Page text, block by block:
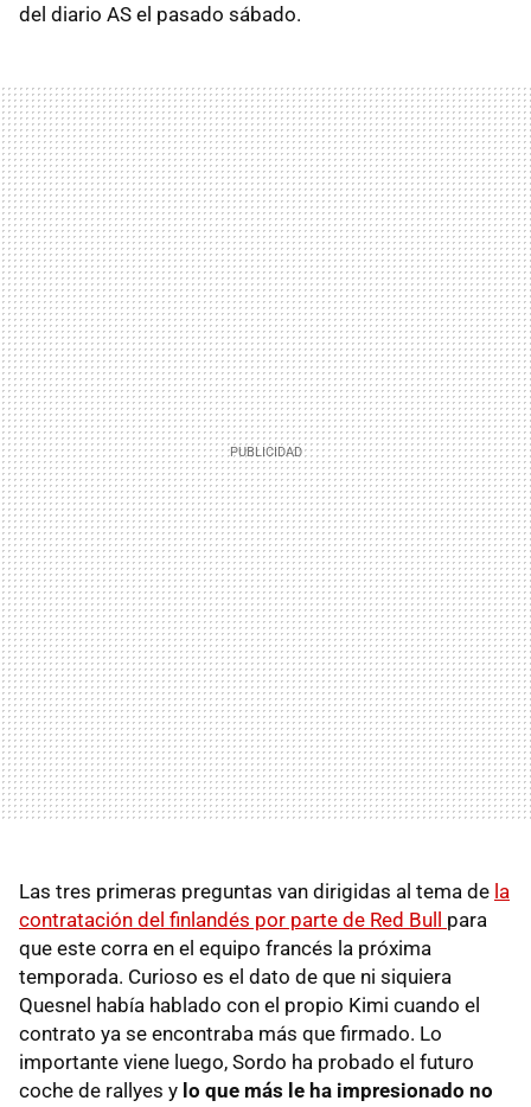
del diario AS el pasado sábado.
Las tres primeras preguntas van dirigidas al tema de la
contratación del finlandés por parte de Red Bull para
que este corra en el equipo francés la próxima
temporada. Curioso es el dato de que ni siquiera
Quesnel había hablado con el propio Kimi cuando el
contrato ya se encontraba más que firmado. Lo
importante viene luego, Sordo ha probado el futuro
coche de rallyes y lo que más le ha impresionado no